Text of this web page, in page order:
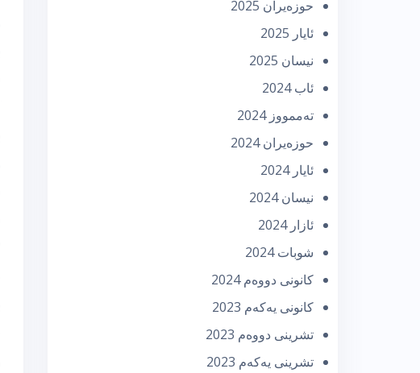
حوزه‌یران 2025
ئایار 2025
نیسان 2025
ئاب 2024
تەممووز 2024
حوزه‌یران 2024
ئایار 2024
نیسان 2024
ئازار 2024
شوبات 2024
كانونی دووه‌م 2024
كانونی یه‌كه‌م 2023
تشرینی دووه‌م 2023
تشرینی یه‌كه‌م 2023